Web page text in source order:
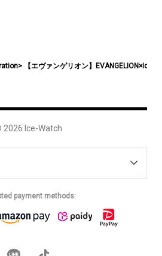
【エヴァンゲリオン】EVANGELION×Ice-
2026 Ice-Watch
payment methods: